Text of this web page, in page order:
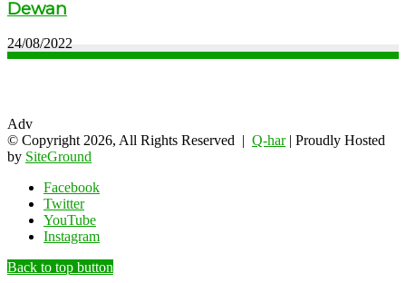
Dewan
24/08/2022
Adv
© Copyright 2026, All Rights Reserved | Q-har| Proudly Hosted
by SiteGround
Facebook
Twitter
YouTube
Instagram
Back to top button